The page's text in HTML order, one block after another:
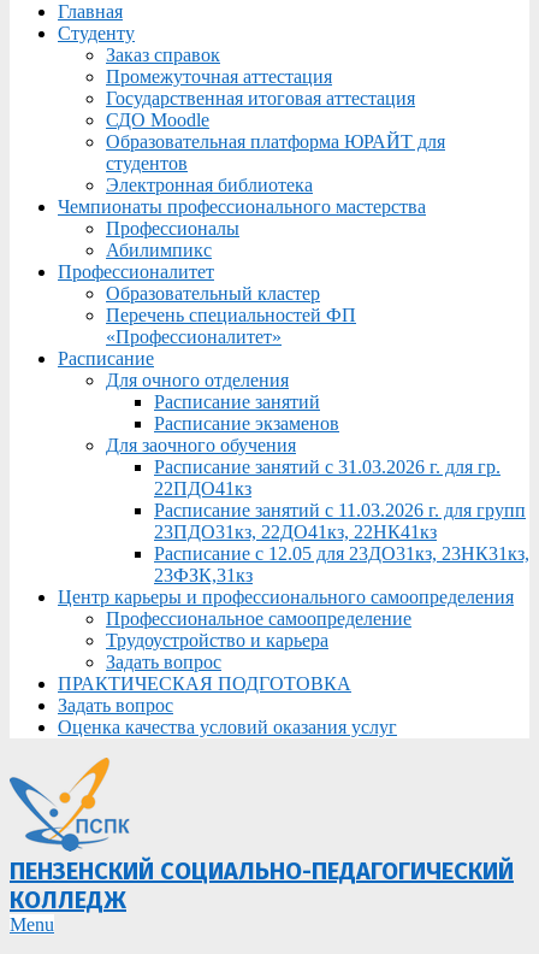
Menu
Главная
Студенту
Заказ справок
Промежуточная аттестация
Государственная итоговая аттестация
СДО Moodle
Образовательная платформа ЮРАЙТ для
студентов
Электронная библиотека
Чемпионаты профессионального мастерства
Профессионалы
Абилимпикс
Профессионалитет
Образовательный кластер
Перечень специальностей ФП
«Профессионалитет»
Расписание
Для очного отделения
Расписание занятий
Расписание экзаменов
Для заочного обучения
Расписание занятий с 31.03.2026 г. для гр.
22ПДО41кз
Расписание занятий с 11.03.2026 г. для групп
23ПДО31кз, 22ДО41кз, 22НК41кз
Расписание с 12.05 для 23ДО31кз, 23НК31кз,
23ФЗК,31кз
Центр карьеры и профессионального самоопределения
Профессиональное самоопределение
Трудоустройство и карьера
Задать вопрос
ПРАКТИЧЕСКАЯ ПОДГОТОВКА
Задать вопрос
Оценка качества условий оказания услуг
ПЕНЗЕНСКИЙ СОЦИАЛЬНО-ПЕДАГОГИЧЕСКИЙ
КОЛЛЕДЖ
Primary
Menu